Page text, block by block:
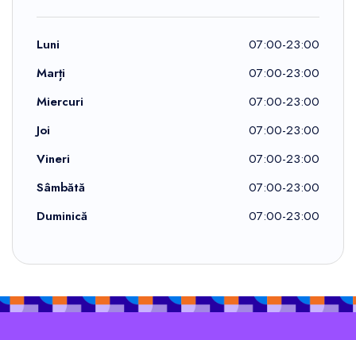
Luni
07:00-23:00
Marți
07:00-23:00
Miercuri
07:00-23:00
Joi
07:00-23:00
Vineri
07:00-23:00
Sâmbătă
07:00-23:00
Duminică
07:00-23:00